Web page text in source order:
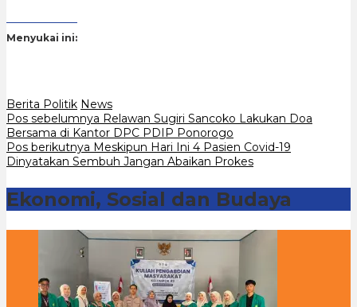
Menyukai ini:
Berita Politik News
Navigasi
pos
Pos sebelumnya Relawan Sugiri Sancoko Lakukan Doa
Bersama di Kantor DPC PDIP Ponorogo
Pos berikutnya Meskipun Hari Ini 4 Pasien Covid-19
Dinyatakan Sembuh Jangan Abaikan Prokes
Ekonomi, Sosial dan Budaya